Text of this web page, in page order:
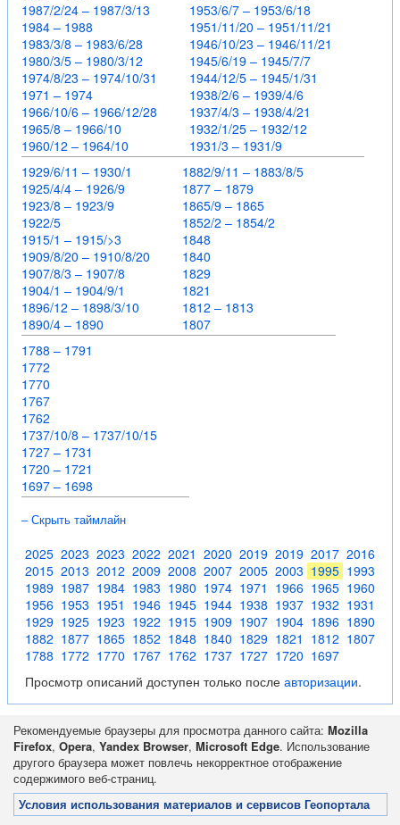
1987/2/24 – 1987/3/13
1984 – 1988
1983/3/8 – 1983/6/28
1980/3/5 – 1980/3/12
1974/8/23 – 1974/10/31
1971 – 1974
1966/10/6 – 1966/12/28
1965/8 – 1966/10
1960/12 – 1964/10
1953/6/7 – 1953/6/18
1951/11/20 – 1951/11/21
1946/10/23 – 1946/11/21
1945/6/19 – 1945/7/7
1944/12/5 – 1945/1/31
1938/2/6 – 1939/4/6
1937/4/3 – 1938/4/21
1932/1/25 – 1932/12
1931/3 – 1931/9
1929/6/11 – 1930/1
1925/4/4 – 1926/9
1923/8 – 1923/9
1922/5
1915/1 – 1915/>3
1909/8/20 – 1910/8/20
1907/8/3 – 1907/8
1904/1 – 1904/9/1
1896/12 – 1898/3/10
1890/4 – 1890
1882/9/11 – 1883/8/5
1877 – 1879
1865/9 – 1865
1852/2 – 1854/2
1848
1840
1829
1821
1812 – 1813
1807
1788 – 1791
1772
1770
1767
1762
1737/10/8 – 1737/10/15
1727 – 1731
1720 – 1721
1697 – 1698
– Скрыть таймлайн
2025 2023 2023 2022 2021 2020 2019 2019 2017 2016
2015 2013 2012 2009 2008 2007 2005 2003 1995 1993
1989 1987 1984 1983 1980 1974 1971 1966 1965 1960
1956 1953 1951 1946 1945 1944 1938 1937 1932 1931
1929 1925 1923 1922 1915 1909 1907 1904 1896 1890
1882 1877 1865 1852 1848 1840 1829 1821 1812 1807
1788 1772 1770 1767 1762 1737 1727 1720 1697
Просмотр описаний доступен только после авторизации.
Рекомендуемые браузеры для просмотра данного сайта: Mozilla
Firefox, Opera, Yandex Browser, Microsoft Edge. Использование
другого браузера может повлечь некорректное отображение
содержимого веб-страниц.
Условия использования материалов и сервисов Геопортала